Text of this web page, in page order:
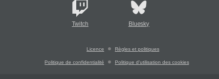
Twitch Bluesky
Licence Règles et politiques
Politique de confidentialité Politique d'utilisation des cookies